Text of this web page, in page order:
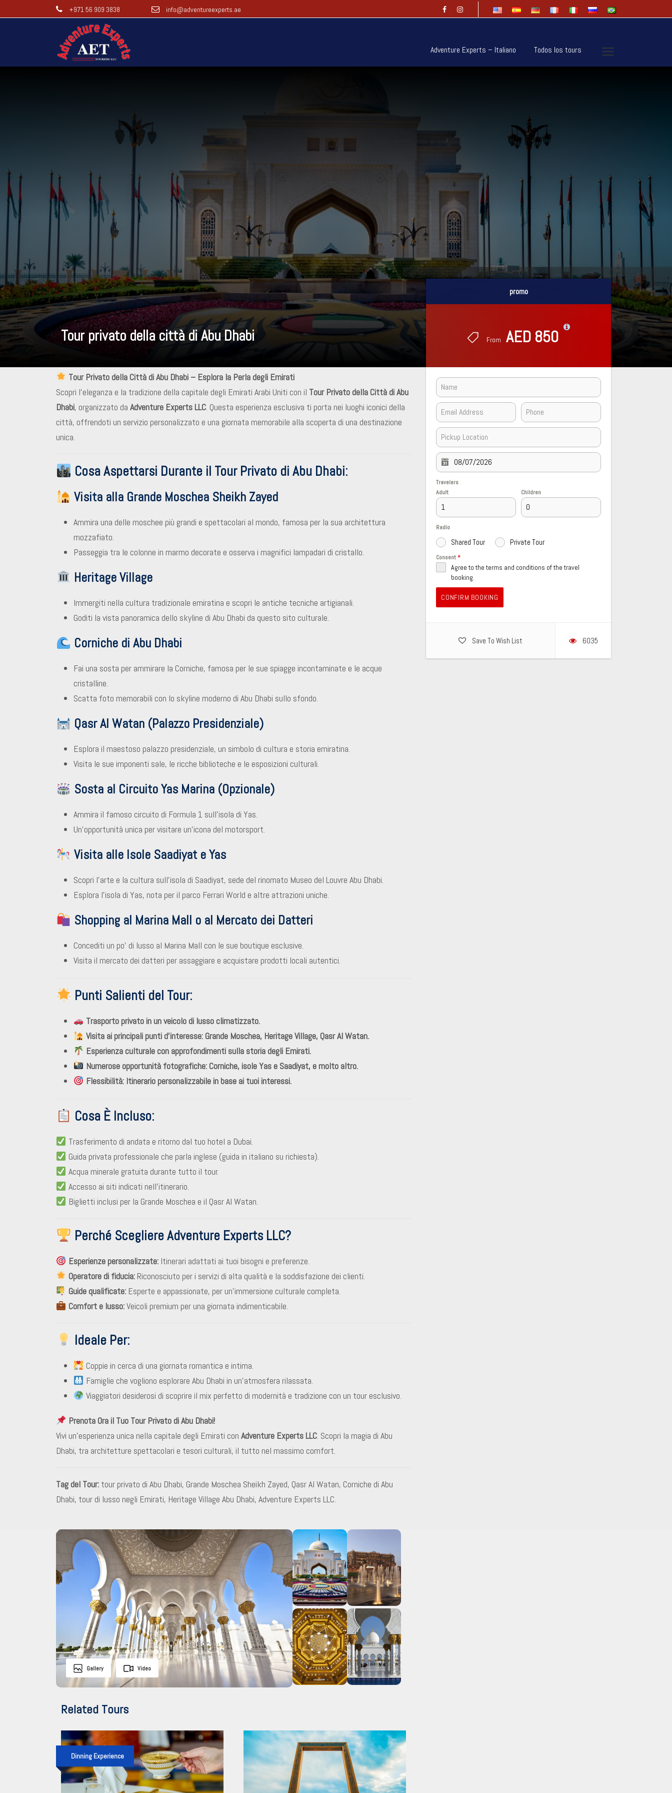
+971 56 909 3838 info@adventureexperts.ae
Adventure Experts – Italiano Todos los tours
Tour privato della città di Abu Dhabi
promo
From AED 850
promo
From AED 850
Travelers
Adult
Children
Radio
Shared Tour Private Tour
Consent*
Agree to the terms and conditions of the travel
booking.
CONFIRM BOOKING
Save To Wish List 6035
Tour Privato della Città di Abu Dhabi – Esplora la Perla degli Emirati
Scopri l’eleganza e la tradizione della capitale degli Emirati Arabi Uniti con il Tour Privato della Città di Abu
Dhabi, organizzato da Adventure Experts LLC. Questa esperienza esclusiva ti porta nei luoghi iconici della
città, offrendoti un servizio personalizzato e una giornata memorabile alla scoperta di una destinazione
unica.
Cosa Aspettarsi Durante il Tour Privato di Abu Dhabi:
Visita alla Grande Moschea Sheikh Zayed
Ammira una delle moschee più grandi e spettacolari al mondo, famosa per la sua architettura
mozzafiato.
Passeggia tra le colonne in marmo decorate e osserva i magnifici lampadari di cristallo.
Heritage Village
Immergiti nella cultura tradizionale emiratina e scopri le antiche tecniche artigianali.
Goditi la vista panoramica dello skyline di Abu Dhabi da questo sito culturale.
Corniche di Abu Dhabi
Fai una sosta per ammirare la Corniche, famosa per le sue spiagge incontaminate e le acque
cristalline.
Scatta foto memorabili con lo skyline moderno di Abu Dhabi sullo sfondo.
Qasr Al Watan (Palazzo Presidenziale)
Esplora il maestoso palazzo presidenziale, un simbolo di cultura e storia emiratina.
Visita le sue imponenti sale, le ricche biblioteche e le esposizioni culturali.
Sosta al Circuito Yas Marina (Opzionale)
Ammira il famoso circuito di Formula 1 sull’isola di Yas.
Un’opportunità unica per visitare un’icona del motorsport.
Visita alle Isole Saadiyat e Yas
Scopri l’arte e la cultura sull’isola di Saadiyat, sede del rinomato Museo del Louvre Abu Dhabi.
Esplora l’isola di Yas, nota per il parco Ferrari World e altre attrazioni uniche.
Shopping al Marina Mall o al Mercato dei Datteri
Concediti un po’ di lusso al Marina Mall con le sue boutique esclusive.
Visita il mercato dei datteri per assaggiare e acquistare prodotti locali autentici.
Punti Salienti del Tour:
Trasporto privato in un veicolo di lusso climatizzato.
Visita ai principali punti d’interesse: Grande Moschea, Heritage Village, Qasr Al Watan.
Esperienza culturale con approfondimenti sulla storia degli Emirati.
Numerose opportunità fotografiche: Corniche, isole Yas e Saadiyat, e molto altro.
Flessibilità: Itinerario personalizzabile in base ai tuoi interessi.
Cosa È Incluso:
Trasferimento di andata e ritorno dal tuo hotel a Dubai.
Guida privata professionale che parla inglese (guida in italiano su richiesta).
Acqua minerale gratuita durante tutto il tour.
Accesso ai siti indicati nell’itinerario.
Biglietti inclusi per la Grande Moschea e il Qasr Al Watan.
Perché Scegliere Adventure Experts LLC?
Esperienze personalizzate:Itinerari adattati ai tuoi bisogni e preferenze.
Operatore di fiducia:Riconosciuto per i servizi di alta qualità e la soddisfazione dei clienti.
Guide qualificate:Esperte e appassionate, per un’immersione culturale completa.
Comfort e lusso:Veicoli premium per una giornata indimenticabile.
Ideale Per:
Coppie in cerca di una giornata romantica e intima.
Famiglie che vogliono esplorare Abu Dhabi in un’atmosfera rilassata.
Viaggiatori desiderosi di scoprire il mix perfetto di modernità e tradizione con un tour esclusivo.
Prenota Ora il Tuo Tour Privato di Abu Dhabi!
Vivi un’esperienza unica nella capitale degli Emirati con Adventure Experts LLC. Scopri la magia di Abu
Dhabi, tra architetture spettacolari e tesori culturali, il tutto nel massimo comfort.
Tag del Tour: tour privato di Abu Dhabi, Grande Moschea Sheikh Zayed, Qasr Al Watan, Corniche di Abu
Dhabi, tour di lusso negli Emirati, Heritage Village Abu Dhabi, Adventure Experts LLC.
Gallery Video
Related Tours
Dinning Experience